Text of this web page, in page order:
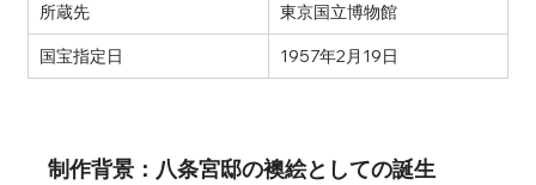
所蔵先 東京国立博物館
国宝指定日 1957年2月19日
制作背景：八条宮邸の襖絵としての誕生